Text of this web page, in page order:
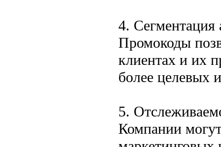
4. Сегментация
Промокоды
клиентах и их
более целевых
5.
Компании